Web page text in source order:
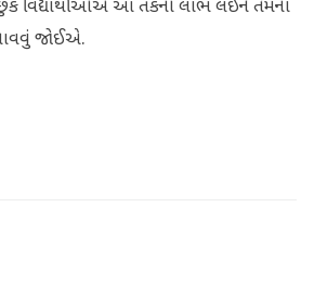
વિદ્યાર્થીઓએ આ તકનો લાભ લઈને તેમના
જોઈએ.